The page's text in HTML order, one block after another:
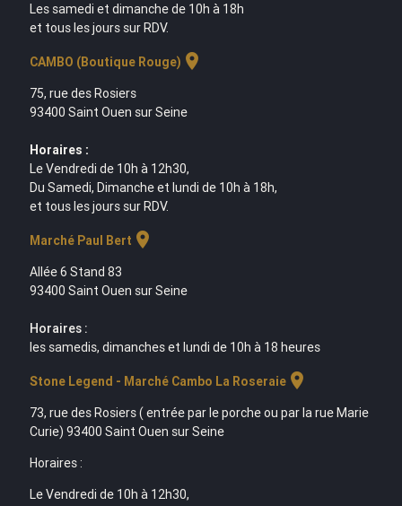
Les samedi et dimanche de 10h à 18h
et tous les jours sur RDV.
CAMBO (Boutique Rouge) location_on
75, rue des Rosiers
93400 Saint Ouen sur Seine
Horaires :
Le Vendredi de 10h à 12h30,
Du Samedi, Dimanche et lundi de 10h à 18h,
et tous les jours sur RDV.
Marché Paul Bert location_on
Allée 6 Stand 83
93400 Saint Ouen sur Seine
Horaires :
les samedis, dimanches et lundi de 10h à 18 heures
Stone Legend - Marché Cambo La Roseraielocation_on
73, rue des Rosiers ( entrée par le porche ou par la rue Marie
Curie) 93400 Saint Ouen sur Seine
Horaires :
Le Vendredi de 10h à 12h30,